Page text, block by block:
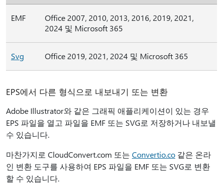
EMF
Office 2007, 2010, 2013, 2016, 2019, 2021,
2024 및 Microsoft 365
Svg Office 2019, 2021, 2024 및 Microsoft 365
EPS에서 다른 형식으로 내보내기 또는 변환
Adobe Illustrator와 같은 그래픽 애플리케이션이 있는 경우
EPS 파일을 열고 파일을 EMF 또는 SVG로 저장하거나 내보낼
수 있습니다.
마찬가지로 CloudConvert.com 또는 Convertio.co 같은 온라
인 변환 도구를 사용하여 EPS 파일을 EMF 또는 SVG로 변환
할 수 있습니다.